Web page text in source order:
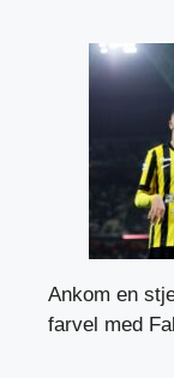
Ankom en
farvel med